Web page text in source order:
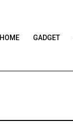
HOME GADGET